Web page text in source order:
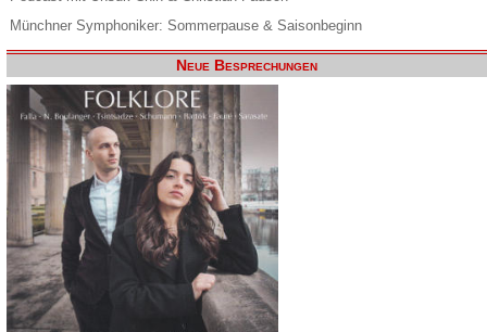
Münchner Symphoniker: Sommerpause & Saisonbeginn
Neue Besprechungen